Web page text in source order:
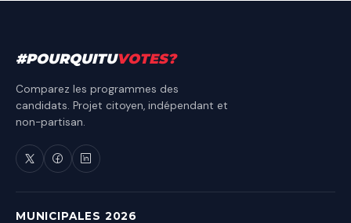
#POURQUITUVOTES?
Comparez les programmes des
candidats. Projet citoyen, indépendant et
non-partisan.
MUNICIPALES 2026